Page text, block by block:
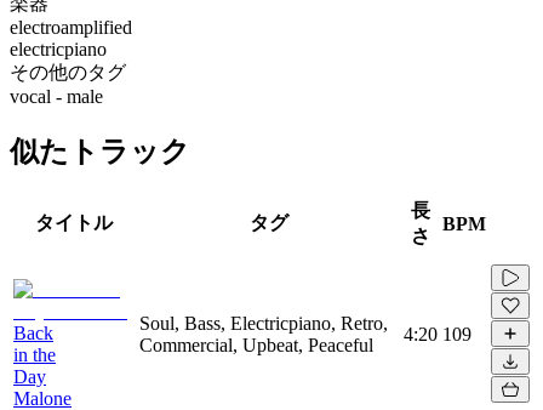
electroamplified
electricpiano
その他のタグ
vocal - male
似たトラック
タイトル タグ
長
さ
BPM
Back
in the
Day
Malone
Soul, Bass, Electricpiano, Retro,
Commercial, Upbeat, Peaceful
4:20 109